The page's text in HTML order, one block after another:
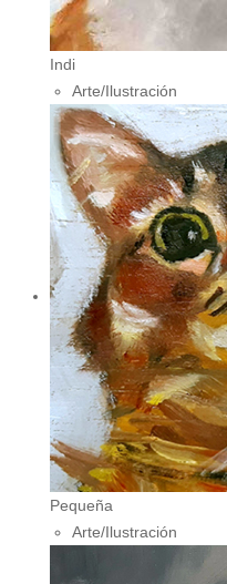
Indi
Arte/Ilustración
Pequeña
Arte/Ilustración